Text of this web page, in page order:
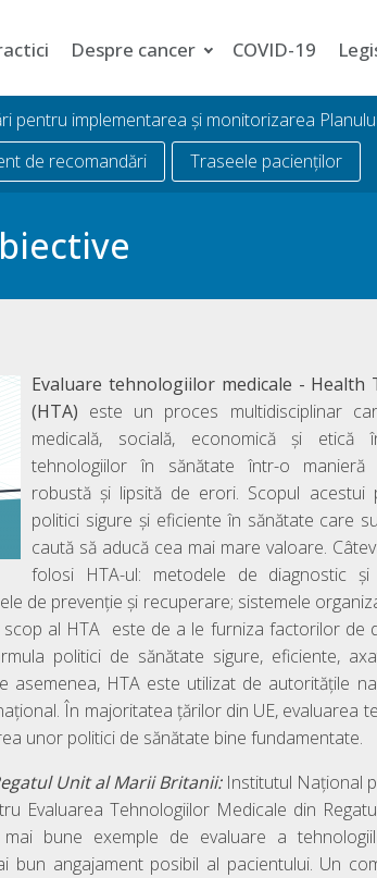
Despre cancer COVID-19
pentru implementarea și monitorizarea
de recomandări
Traseele pacienților
Evaluare tehnologiilor medicale - Health
(HTA) este un proces multidisciplinar
medicală, socială, economică şi
tehnologiilor în sănătate într-o manieră
robustă şi lipsită de erori. Scopul
politici sigure şi eficiente în sănătate care
caută să aducă cea mai mare valoare.
folosi HTA-ul: metodele de diagnostic şi
de prevenţie şi recuperare; sistemele
scop al HTA este de a le furniza factorilor de
politici de sănătate sigure, eficiente,
asemenea, HTA este utilizat de autoritățile
În majoritatea țărilor din UE, evaluarea
unor politici de sănătate bine fundamentate.
Unit al Marii Britanii:Institutul Național
Evaluarea Tehnologiilor Medicale din
bune exemple de evaluare a
angajament posibil al pacientului. Un